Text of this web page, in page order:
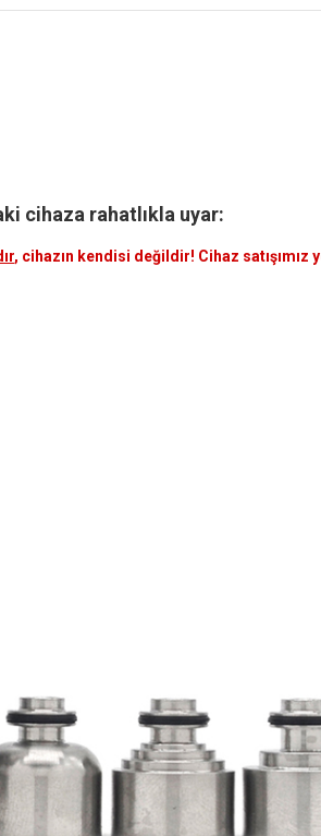
cihaza rahatlıkla uyar:
, cihazın kendisi değildir! Cihaz satışımız